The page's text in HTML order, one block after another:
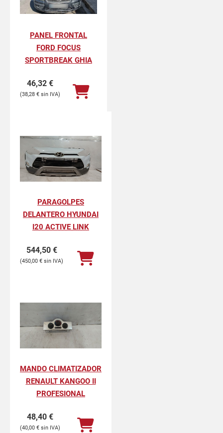
PANEL FRONTAL
FORD FOCUS
SPORTBREAK GHIA
46,32 €
38,28 €
PARAGOLPES
DELANTERO HYUNDAI
I20 ACTIVE LINK
544,50 €
450,00 €
MANDO CLIMATIZADOR
RENAULT KANGOO II
PROFESIONAL
48,40 €
40,00 €